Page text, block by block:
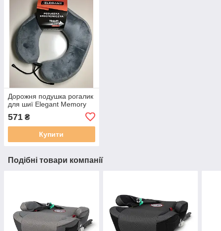
Дорожня подушка рогалик
для шиї Elegant Memory
571 ₴
Купити
Подібні товари компанії